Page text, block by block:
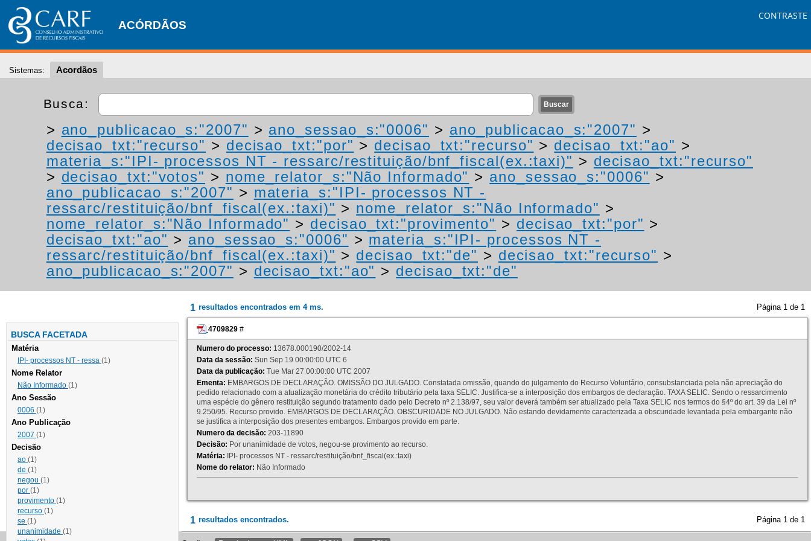
ACÓRDÃOS
CONTRASTE
Sistemas: Acordãos
Busca:
> ano_publicacao_s:"2007" > ano_sessao_s:"0006" > ano_publicacao_s:"2007" >
decisao_txt:"recurso" > decisao_txt:"por" > decisao_txt:"recurso" > decisao_txt:"ao" >
materia_s:"IPI- processos NT - ressarc/restituição/bnf_fiscal(ex.:taxi)" > decisao_txt:"recurso"
> decisao_txt:"votos" > nome_relator_s:"Não Informado" > ano_sessao_s:"0006" >
ano_publicacao_s:"2007" > materia_s:"IPI- processos NT -
ressarc/restituição/bnf_fiscal(ex.:taxi)" > nome_relator_s:"Não Informado" >
nome_relator_s:"Não Informado" > decisao_txt:"provimento" > decisao_txt:"por" >
decisao_txt:"ao" > ano_sessao_s:"0006" > materia_s:"IPI- processos NT -
ressarc/restituição/bnf_fiscal(ex.:taxi)" > decisao_txt:"de" > decisao_txt:"recurso" >
ano_publicacao_s:"2007" > decisao_txt:"ao" > decisao_txt:"de"
BUSCA FACETADA
Matéria
IPI- processos NT - ressa (1)
Nome Relator
Não Informado (1)
Ano Sessão
0006 (1)
Ano Publicação
2007 (1)
Decisão
ao (1)
de (1)
negou (1)
por (1)
provimento (1)
recurso (1)
se (1)
unanimidade (1)
1 resultados encontrados em 4 ms. Página 1 de 1
4709829 #
Numero do processo: 13678.000190/2002-14
Data da sessão: Sun Sep 19 00:00:00 UTC 6
Data da publicação: Tue Mar 27 00:00:00 UTC 2007
Ementa: EMBARGOS DE DECLARAÇÃO. OMISSÃO DO JULGADO. Constatada omissão, quando do julgamento do Recurso Voluntário, consubstanciada pela não apreciação do
pedido relacionado com a atualização monetária do crédito tributário pela taxa SELIC. Justifica-se a interposição dos embargos de declaração. TAXA SELIC. Sendo o ressarcimento
uma espécie do gênero restituição segundo tratamento dado pelo Decreto nº 2.138/97, seu valor deverá também ser atualizado pela Taxa SELIC nos termos do §4º do art. 39 da Lei nº
9.250/95. Recurso provido. EMBARGOS DE DECLARAÇÃO. OBSCURIDADE NO JULGADO. Não estando devidamente caracterizada a obscuridade levantada pela embargante não
se justifica a interposição dos presentes embargos. Embargos provido em parte.
Numero da decisão: 203-11890
Decisão: Por unanimidade de votos, negou-se provimento ao recurso.
Matéria: IPI- processos NT - ressarc/restituição/bnf_fiscal(ex.:taxi)
Nome do relator: Não Informado
1 resultados encontrados. Página 1 de 1